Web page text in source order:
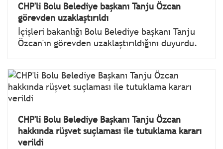
CHP'li Bolu Belediye başkanı Tanju Özcan
görevden uzaklaştırıldı
İçişleri bakanlığı Bolu Belediye başkanı Tanju
Özcan'ın görevden uzaklaştırıldığını duyurdu.
CHP'li Bolu Belediye Başkanı Tanju Özcan
hakkında rüşvet suçlaması ile tutuklama kararı
verildi